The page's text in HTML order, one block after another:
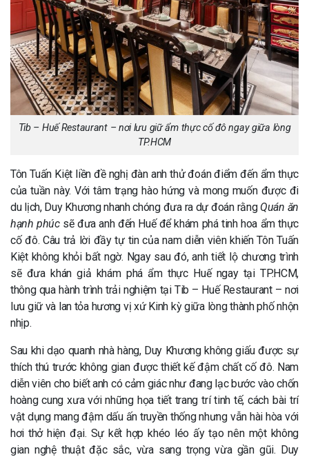
Tib – Huế Restaurant – nơi lưu giữ ẩm thực cố đô ngay giữa lòng
TP.HCM
Tôn Tuấn Kiệt liền đề nghị đàn anh thử đoán điểm đến ẩm thực
của tuần này. Với tâm trạng hào hứng và mong muốn được đi
du lịch, Duy Khương nhanh chóng đưa ra dự đoán rằng Quán ăn
hạnh phúcsẽ đưa anh đến Huế để khám phá tinh hoa ẩm thực
cố đô. Câu trả lời đầy tự tin của nam diễn viên khiến Tôn Tuấn
Kiệt không khỏi bất ngờ. Ngay sau đó, anh tiết lộ chương trình
sẽ đưa khán giả khám phá ẩm thực Huế ngay tại TP.HCM,
thông qua hành trình trải nghiệm tại Tib – Huế Restaurant – nơi
lưu giữ và lan tỏa hương vị xứ Kinh kỳ giữa lòng thành phố nhộn
nhịp.
Sau khi dạo quanh nhà hàng, Duy Khương không giấu được sự
thích thú trước không gian được thiết kế đậm chất cố đô. Nam
diễn viên cho biết anh có cảm giác như đang lạc bước vào chốn
hoàng cung xưa với những họa tiết trang trí tinh tế, cách bài trí
vật dụng mang đậm dấu ấn truyền thống nhưng vẫn hài hòa với
hơi thở hiện đại. Sự kết hợp khéo léo ấy tạo nên một không
gian nghệ thuật đặc sắc, vừa sang trọng vừa gần gũi. Duy